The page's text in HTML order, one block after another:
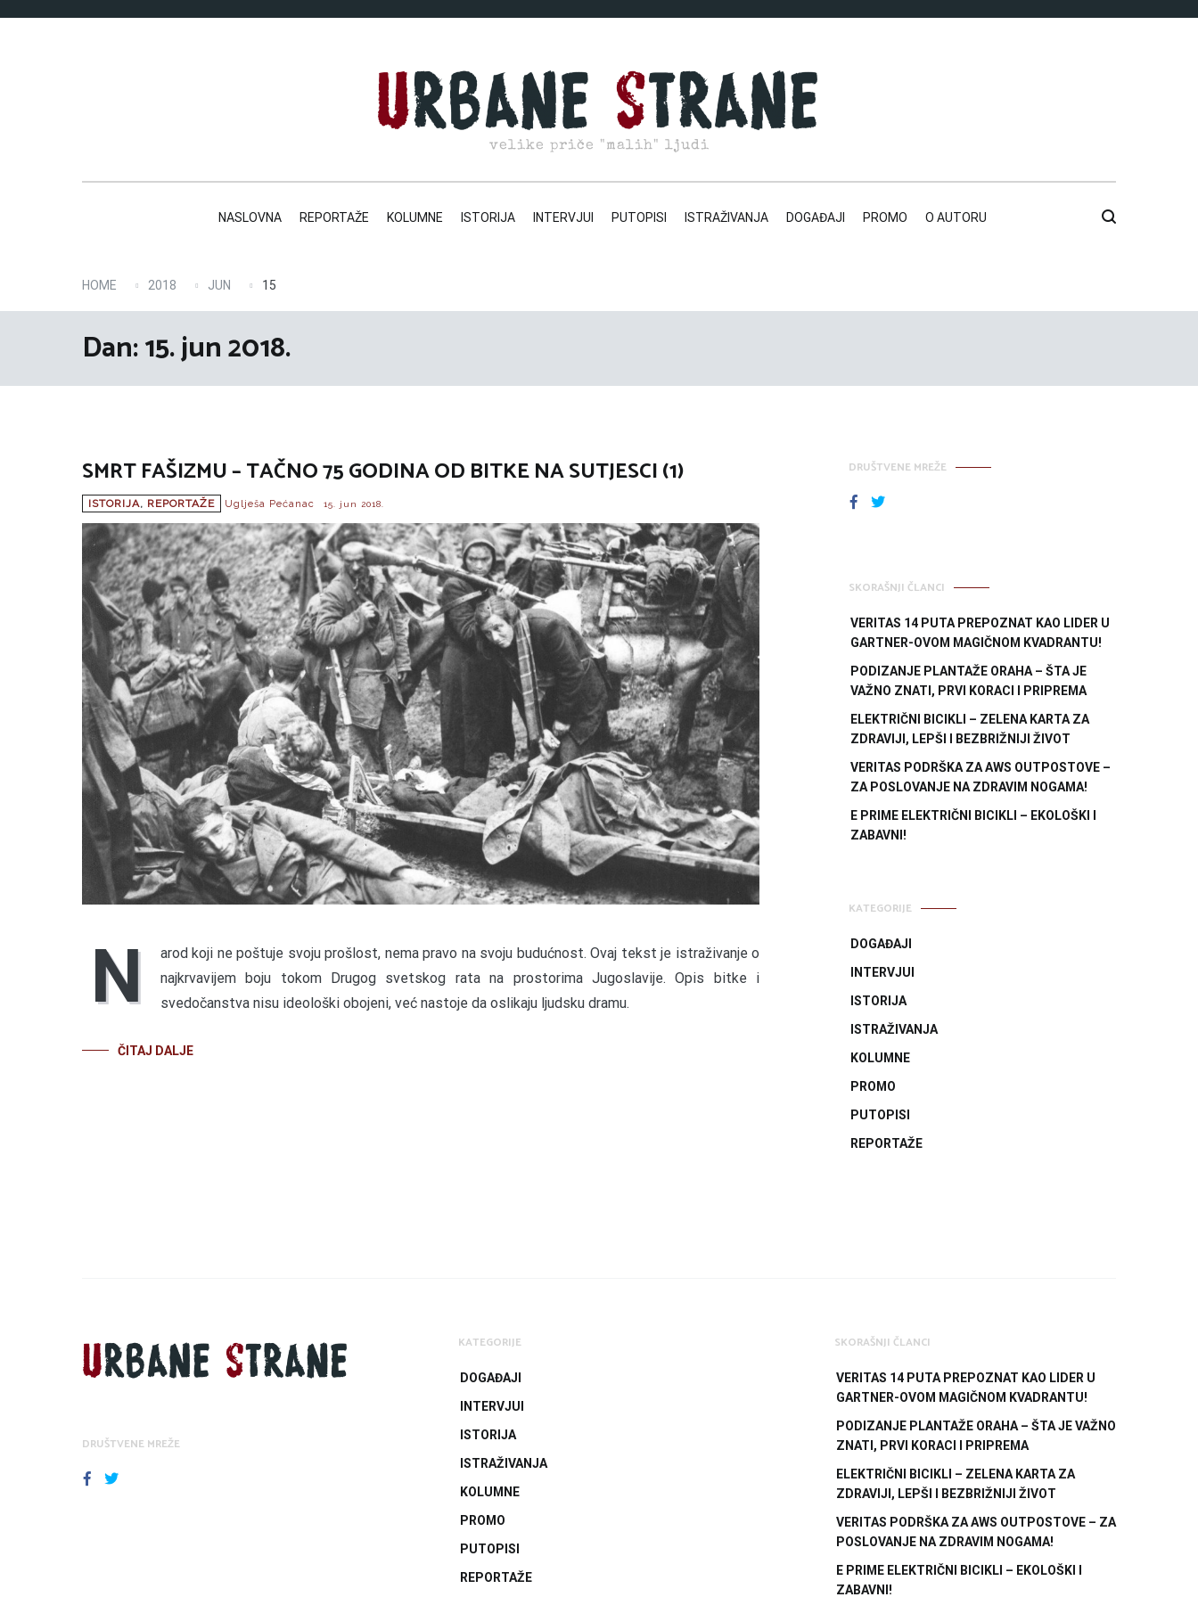
velike priče "malih" ljudi
NASLOVNA REPORTAŽE KOLUMNE ISTORIJA INTERVJUI PUTOPISI ISTRAŽIVANJA DOGAĐAJI PROMO O AUTORU
HOME 2018 JUN 15
Dan:15. jun 2018.
SMRT FAŠIZMU – TAČNO 75 GODINA OD BITKE NA SUTJESCI (1)
ISTORIJA, REPORTAŽE Uglješa Pećanac 15. jun 2018.
N
arod koji ne poštuje svoju prošlost, nema pravo na svoju budućnost. Ovaj tekst je istraživanje o
najkrvavijem boju tokom Drugog svetskog rata na prostorima Jugoslavije. Opis bitke i
svedočanstva nisu ideološki obojeni, već nastoje da oslikaju ljudsku dramu.
ČITAJ DALJE
DRUŠTVENE MREŽE
FACEBOOK
TWITTER
SKORAŠNJI ČLANCI
VERITAS 14 PUTA PREPOZNAT KAO LIDER U
GARTNER-OVOM MAGIČNOM KVADRANTU!
PODIZANJE PLANTAŽE ORAHA – ŠTA JE
VAŽNO ZNATI, PRVI KORACI I PRIPREMA
ELEKTRIČNI BICIKLI – ZELENA KARTA ZA
ZDRAVIJI, LEPŠI I BEZBRIŽNIJI ŽIVOT
VERITAS PODRŠKA ZA AWS OUTPOSTOVE –
ZA POSLOVANJE NA ZDRAVIM NOGAMA!
E PRIME ELEKTRIČNI BICIKLI – EKOLOŠKI I
ZABAVNI!
KATEGORIJE
DOGAĐAJI
INTERVJUI
ISTORIJA
ISTRAŽIVANJA
KOLUMNE
PROMO
PUTOPISI
REPORTAŽE
DRUŠTVENE MREŽE
FACEBOOK
TWITTER
KATEGORIJE
DOGAĐAJI
INTERVJUI
ISTORIJA
ISTRAŽIVANJA
KOLUMNE
PROMO
PUTOPISI
REPORTAŽE
SKORAŠNJI ČLANCI
VERITAS 14 PUTA PREPOZNAT KAO LIDER U
GARTNER-OVOM MAGIČNOM KVADRANTU!
PODIZANJE PLANTAŽE ORAHA – ŠTA JE VAŽNO
ZNATI, PRVI KORACI I PRIPREMA
ELEKTRIČNI BICIKLI – ZELENA KARTA ZA
ZDRAVIJI, LEPŠI I BEZBRIŽNIJI ŽIVOT
VERITAS PODRŠKA ZA AWS OUTPOSTOVE – ZA
POSLOVANJE NA ZDRAVIM NOGAMA!
E PRIME ELEKTRIČNI BICIKLI – EKOLOŠKI I
ZABAVNI!